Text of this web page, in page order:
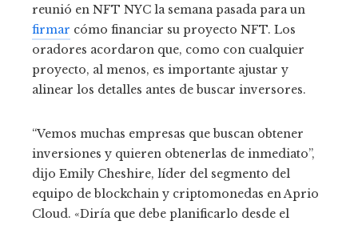
reunió en NFT NYC la semana pasada para un
firmar cómo financiar su proyecto NFT. Los
oradores acordaron que, como con cualquier
proyecto, al menos, es importante ajustar y
alinear los detalles antes de buscar inversores.
“Vemos muchas empresas que buscan obtener
inversiones y quieren obtenerlas de inmediato”,
dijo Emily Cheshire, líder del segmento del
equipo de blockchain y criptomonedas en Aprio
Cloud. «Diría que debe planificarlo desde el